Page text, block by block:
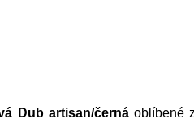
Dub artisan/černáoblíbené